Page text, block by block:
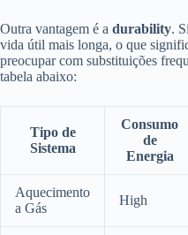
Outra vantagem é a durability.
vida útil mais longa, o que
preocupar com substituições
tabela abaixo:
Tipo de
Sistema
Consumo
de
Energia
Aquecimento
a Gás
High